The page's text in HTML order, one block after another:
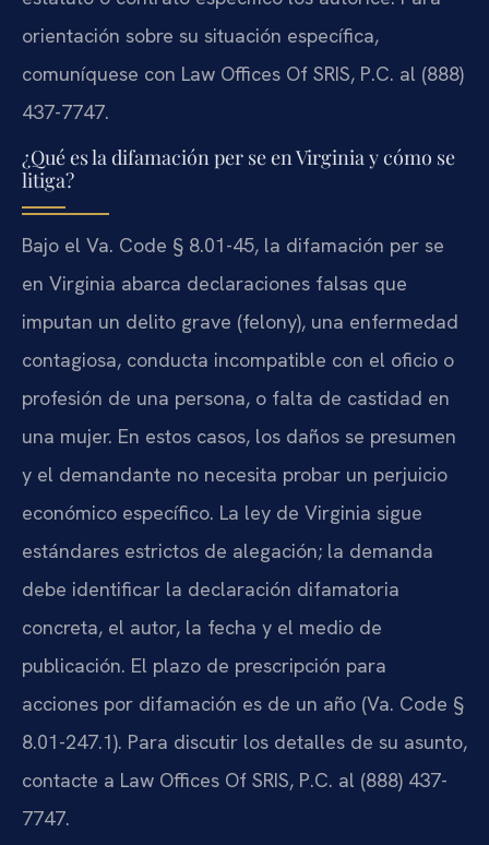
orientación sobre su situación específica,
comuníquese con Law Offices Of SRIS, P.C. al (888)
437-7747.
¿Qué es la difamación per se en Virginia y cómo se
litiga?
Bajo el Va. Code § 8.01-45, la difamación per se
en Virginia abarca declaraciones falsas que
imputan un delito grave (felony), una enfermedad
contagiosa, conducta incompatible con el oficio o
profesión de una persona, o falta de castidad en
una mujer. En estos casos, los daños se presumen
y el demandante no necesita probar un perjuicio
económico específico. La ley de Virginia sigue
estándares estrictos de alegación; la demanda
debe identificar la declaración difamatoria
concreta, el autor, la fecha y el medio de
publicación. El plazo de prescripción para
acciones por difamación es de un año (Va. Code §
8.01-247.1). Para discutir los detalles de su asunto,
contacte a Law Offices Of SRIS, P.C. al (888) 437-
7747.